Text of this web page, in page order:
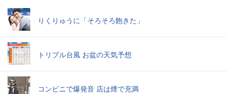
りくりゅうに「そろそろ飽きた」
トリプル台風 お盆の天気予想
コンビニで爆発音 店は煙で充満